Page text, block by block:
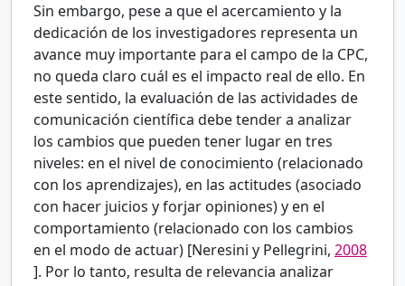
Sin embargo, pese a que el acercamiento y la
dedicación de los investigadores representa un
avance muy importante para el campo de la CPC,
no queda claro cuál es el impacto real de ello. En
este sentido, la evaluación de las actividades de
comunicación científica debe tender a analizar
los cambios que pueden tener lugar en tres
niveles: en el nivel de conocimiento (relacionado
con los aprendizajes), en las actitudes (asociado
con hacer juicios y forjar opiniones) y en el
comportamiento (relacionado con los cambios
en el modo de actuar) [Neresini y Pellegrini, 2008
]. Por lo tanto, resulta de relevancia analizar